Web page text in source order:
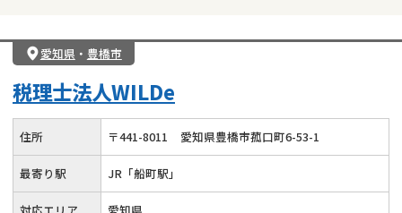
愛知県 ・ 豊橋市
税理士法人WILDe
住所 〒441-8011 愛知県豊橋市菰口町6-53-1
最寄り駅 JR「船町駅」